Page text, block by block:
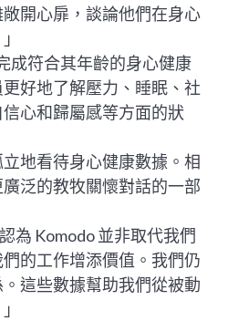
開心扉，談論他們在身心
成符合其年齡的身心健康
好地了解壓力、睡眠、社
心和歸屬感等方面的狀
地看待身心健康數據。相
泛的教牧關懷對話的一部
為 Komodo 並非取代我們
的工作增添價值。我們仍
這些數據幫助我們從被動